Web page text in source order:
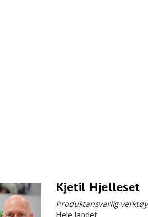
Kjetil Hjelleset
Produktansvarlig verktøy
Hele landet